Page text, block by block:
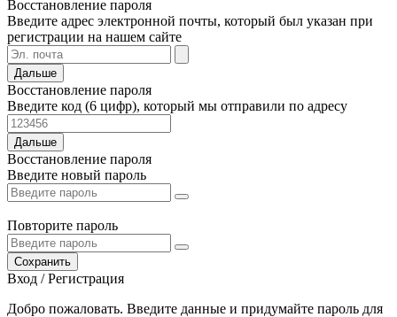
Восстановление пароля
Введите адрес электронной почты, который был указан при
регистрации на нашем сайте
Дальше
Восстановление пароля
Введите код (6 цифр), который мы отправили по адресу
Дальше
Восстановление пароля
Введите новый пароль
Повторите пароль
Сохранить
Вход / Регистрация
Добро пожаловать. Введите данные и придумайте пароль для